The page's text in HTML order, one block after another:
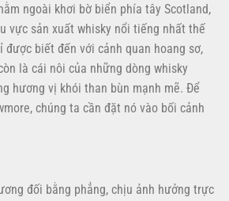
ngoài khơi bờ biển phía tây Scotland,
vực sản xuất whisky nổi tiếng nhất thế
được biết đến với cảnh quan hoang sơ,
là cái nôi của những dòng whisky
hương vị khói than bùn mạnh mẽ. Để
chúng ta cần đặt nó vào bối cảnh
đối bằng phẳng, chịu ảnh hưởng trực